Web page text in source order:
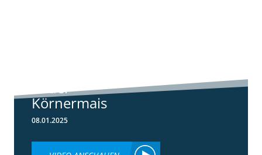
neuer
Körnermais
08.01.2025